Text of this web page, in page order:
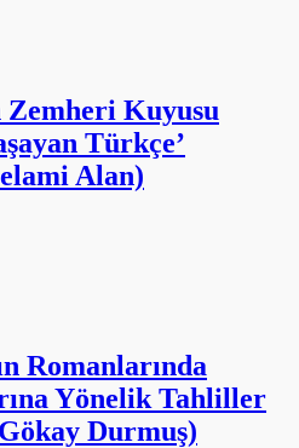
Zemheri Kuyusu
Türkçe’
Alan)
Romanlarında
Yönelik Tahliller
Durmuş)